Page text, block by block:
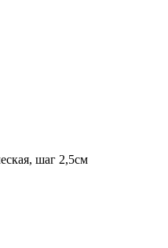
шаг 2,5см